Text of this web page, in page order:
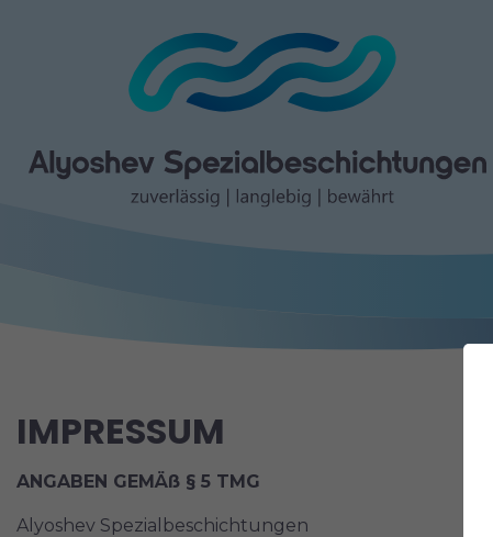
IMPRESSUM
ANGABEN GEMÄß § 5 TMG
Alyoshev Spezialbeschichtungen